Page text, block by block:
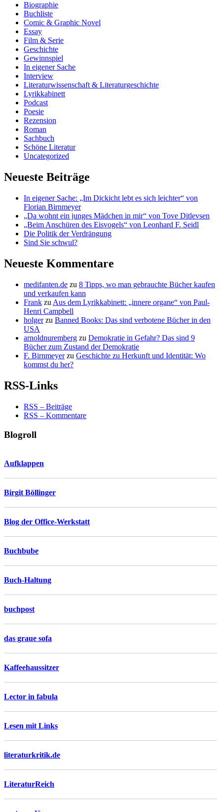
Biographie
Buchliste
Comic & Graphic Novel
Essay
Film & Serie
Geschichte
Gewinnspiel
In eigener Sache
Interview
Literaturwissenschaft & Literaturgeschichte
Lyrikkabinett
Podcast
Poesie
Rezension
Roman
Sachbuch
Schöne Literatur
Uncategorized
Neueste Beiträge
In eigener Sache: „Im Dickicht lebt es sich leichter“ von
Florian Birnmeyer
„Da wohnt ein junges Mädchen in mir“ von Tove Ditlevsen
„Beim Anschüren des Eisvogels“ von Leonhard F. Seidl
Die Politik der Verdrängung
Sind Sie schwul?
Neueste Kommentare
medifanten.de zu 8 Tipps, wo man gebrauchte Bücher kaufen
und verkaufen kann
Frank zu Aus dem Lyrikkabinett: „innere organe“ von Paul-
Henri Campbell
holgerzu Banned Books: Das sind verbotene Bücher in den
USA
arnoldnuremberg zu Demokratie in Gefahr? Das sind 9
Bücher zum Zustand der Demokratie
F. Birnmeyerzu Geschichte zu Herkunft und Identität: Wo
kommst du her?
RSS-Links
RSS – Beiträge
RSS – Kommentare
Blogroll
Aufklappen
Birgit Böllinger
Blog der Office-Werkstatt
Buchbube
Buch-Haltung
buchpost
das graue sofa
Kaffeehaussitzer
Lector in fabula
Lesen mit Links
literaturkritik.de
LiteraturReich